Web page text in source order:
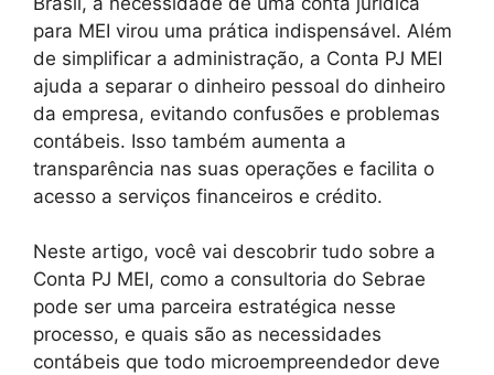
para MEI virou uma prática indispensável. Além
de simplificar a administração, a Conta PJ MEI
ajuda a separar o dinheiro pessoal do dinheiro
da empresa, evitando confusões e problemas
contábeis. Isso também aumenta a
transparência nas suas operações e facilita o
acesso a serviços financeiros e crédito.
Neste artigo, você vai descobrir tudo sobre a
Conta PJ MEI, como a consultoria do Sebrae
pode ser uma parceira estratégica nesse
processo, e quais são as necessidades
contábeis que todo microempreendedor deve